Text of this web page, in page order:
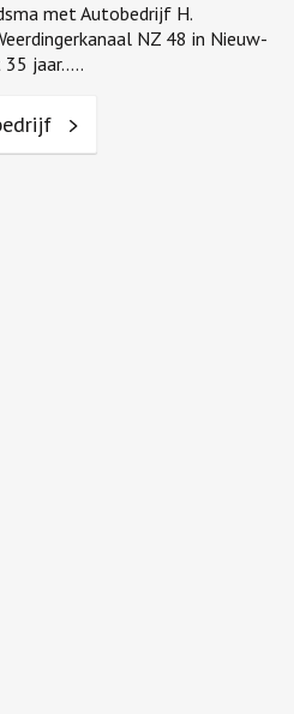
met Autobedrijf H.
NZ 48 in Nieuw-
jaar.....